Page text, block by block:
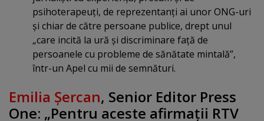
psihoterapeuţi, de reprezentanţi ai unor ONG-uri
şi chiar de către persoane publice, drept unul
„care incită la ură şi discriminare faţă de
persoanele cu probleme de sănătate mintală”,
într-un Apel cu mii de semnături.
Emilia Şercan, Senior Editor Press
One: „Pentru aceste afirmaţii RTV